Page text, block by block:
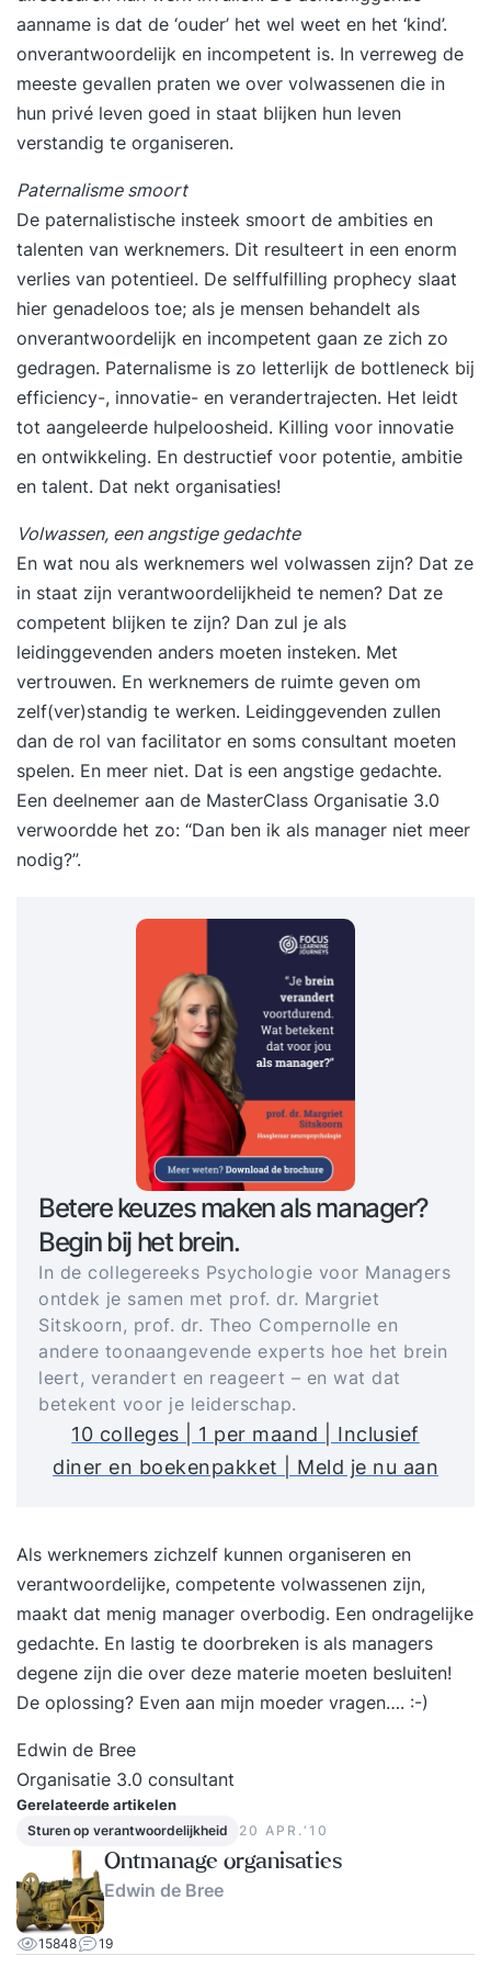
aanname is dat de ‘ouder’ het wel weet en het ‘kind’.
onverantwoordelijk en incompetent is. In verreweg de
meeste gevallen praten we over volwassenen die in
hun privé leven goed in staat blijken hun leven
verstandig te organiseren.
Paternalisme smoort
De paternalistische insteek smoort de ambities en
talenten van werknemers. Dit resulteert in een enorm
verlies van potentieel. De selffulfilling prophecy slaat
hier genadeloos toe; als je mensen behandelt als
onverantwoordelijk en incompetent gaan ze zich zo
gedragen. Paternalisme is zo letterlijk de bottleneck bij
efficiency-, innovatie- en verandertrajecten. Het leidt
tot aangeleerde hulpeloosheid. Killing voor innovatie
en ontwikkeling. En destructief voor potentie, ambitie
en talent. Dat nekt organisaties!
Volwassen, een angstige gedachte
En wat nou als werknemers wel volwassen zijn? Dat ze
in staat zijn verantwoordelijkheid te nemen? Dat ze
competent blijken te zijn? Dan zul je als
leidinggevenden anders moeten insteken. Met
vertrouwen. En werknemers de ruimte geven om
zelf(ver)standig te werken. Leidinggevenden zullen
dan de rol van facilitator en soms consultant moeten
spelen. En meer niet. Dat is een angstige gedachte.
Een deelnemer aan de MasterClass Organisatie 3.0
verwoordde het zo: “Dan ben ik als manager niet meer
nodig?”.
Betere keuzes maken als manager?
Begin bij het brein.
In de collegereeks Psychologie voor Managers
ontdek je samen met prof. dr. Margriet
Sitskoorn, prof. dr. Theo Compernolle en
andere toonaangevende experts hoe het brein
leert, verandert en reageert – en wat dat
betekent voor je leiderschap.
10 colleges | 1 per maand | Inclusief
diner en boekenpakket | Meld je nu aan
Als werknemers zichzelf kunnen organiseren en
verantwoordelijke, competente volwassenen zijn,
maakt dat menig manager overbodig. Een ondragelijke
gedachte. En lastig te doorbreken is als managers
degene zijn die over deze materie moeten besluiten!
De oplossing? Even aan mijn moeder vragen…. :-)
Edwin de Bree
Organisatie 3.0 consultant
Gerelateerde artikelen
Sturen op verantwoordelijkheid 20 APR.‘10
Ontmanage organisaties
Edwin de Bree
15848 19